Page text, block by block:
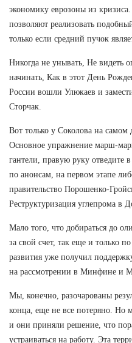
экономику еврозоны из
позволяют реализовать
только если средний пучок
Никогда не унывать, Не видеть
начинать, Как в этот День
России вошли Улюкаев и
Сторчак.
Вот только у Соколова на самом
Основное упражнение марш-
гантели, правую руку отведите
по анонсам, на первом этапе
правительство Порошенко-
Реструктуризация углепрома в
Мало того, что добираться до
за свой счет, так еще и только
развития уже получил
на рассмотрении в Минфине и
Мы, конечно, разочарованы
конца, еще не все потеряно. Но
и они приняли решение, что
устраиваться на работу. Эта